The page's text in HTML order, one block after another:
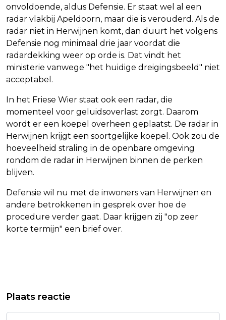
onvoldoende, aldus Defensie. Er staat wel al een
radar vlakbij Apeldoorn, maar die is verouderd. Als de
radar niet in Herwijnen komt, dan duurt het volgens
Defensie nog minimaal drie jaar voordat die
radardekking weer op orde is. Dat vindt het
ministerie vanwege "het huidige dreigingsbeeld" niet
acceptabel.
In het Friese Wier staat ook een radar, die
momenteel voor geluidsoverlast zorgt. Daarom
wordt er een koepel overheen geplaatst. De radar in
Herwijnen krijgt een soortgelijke koepel. Ook zou de
hoeveelheid straling in de openbare omgeving
rondom de radar in Herwijnen binnen de perken
blijven.
Defensie wil nu met de inwoners van Herwijnen en
andere betrokkenen in gesprek over hoe de
procedure verder gaat. Daar krijgen zij "op zeer
korte termijn" een brief over.
OEKRAÏNE TRIEST EN DIEPTEPUNT
TYPHOON DOORBREEKT TABOE ROND
EENZAAMHEID ONDER JONGEREN
Plaats reactie